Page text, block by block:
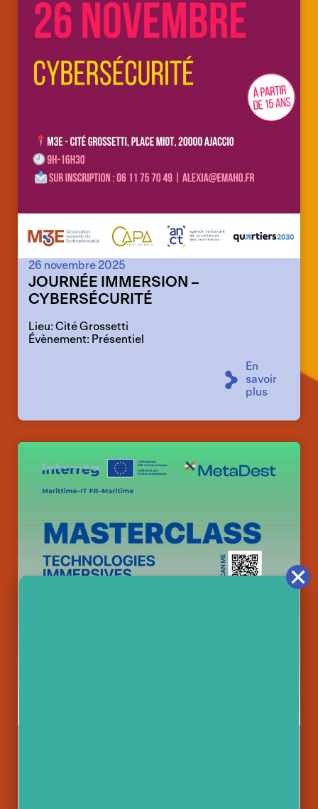
26 novembre 2025
JOURNÉE IMMERSION –
CYBERSÉCURITÉ
Lieu: Cité Grossetti
Évènement: Présentiel
En
savoir
plus